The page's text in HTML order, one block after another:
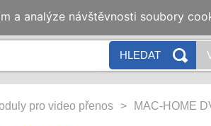
HLEDAT
pro video přenos > MAC-HOME
a analýze návštěvnosti soubory